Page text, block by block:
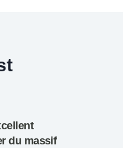
du massif